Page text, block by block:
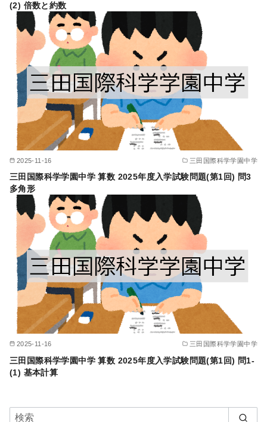
(2) 倍数と約数
2025-11-16 三田国際科学学園中学
三田国際科学学園中学 算数 2025年度入学試験問題(第1回) 問3
多角形
2025-11-16 三田国際科学学園中学
三田国際科学学園中学 算数 2025年度入学試験問題(第1回) 問1-
(1) 基本計算